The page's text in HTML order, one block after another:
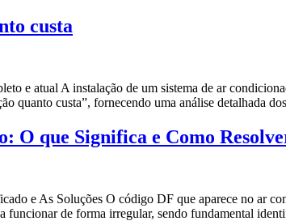
custa
e atual A instalação de um sistema de ar
quanto custa”, fornecendo uma análise detalhada
O que Significa e Como
e As Soluções O código DF que aparece no ar
funcionar de forma irregular, sendo fundamental